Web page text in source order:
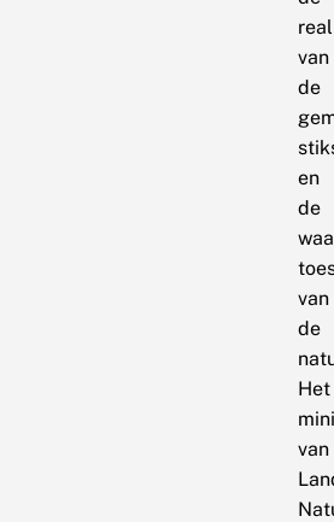
van
de
en
de
van
de
Het
van